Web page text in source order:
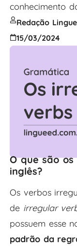
conhecimento
Redação
15/03/2024
O que são
inglês?
Os verbos
de irregular
possuem esse
padrão da